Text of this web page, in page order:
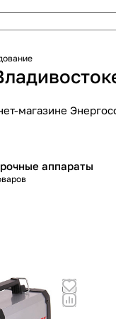
магазине
аппараты